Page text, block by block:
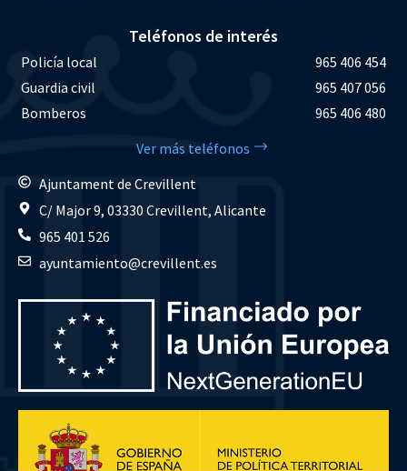
Teléfonos de interés
Policía local
965 406 454
Guardia civil
965 407 056
Bomberos
965 406 480
Ver más teléfonos
Ajuntament de Crevillent
C/ Major 9, 03330 Crevillent, Alicante
965 401 526
ayuntamiento@crevillent.es